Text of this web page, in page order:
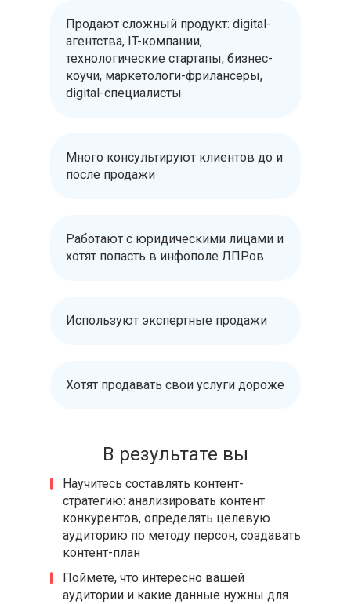
Хотят продавать свои услуги дороже
Используют экспертные продажи
Работают с юридическими лицами и
хотят попасть в инфополе ЛПРов
Много консультируют клиентов до и
после продажи
Продают сложный продукт: digital-
агентства, IT-компании,
технологические стартапы, бизнес-
коучи, маркетологи-фрилансеры,
digital-специалисты
В результате вы
Поймете, что интересно вашей
аудитории и какие данные нужны для
Научитесь составлять контент-
стратегию: анализировать контент
конкурентов, определять целевую
аудиторию по методу персон, создавать
контент-план